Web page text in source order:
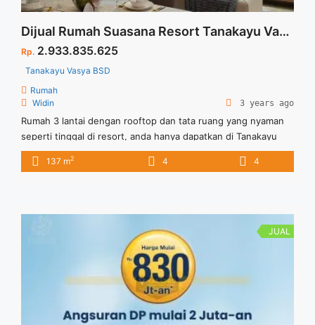
Dijual Rumah Suasana Resort Tanakayu Vasya BSD
Rp. 2.933.835.625
Tanakayu Vasya BSD
Rumah
Widin
3 years ago
Rumah 3 lantai dengan rooftop dan tata ruang yang nyaman
seperti tinggal di resort, anda hanya dapatkan di Tanakayu
Vasya BSD. Lokasi Tanakayu Vasya ada di kawasan bsd dan
disekelilingnya terdapat arena hiburan, sekolah, mall, dan
dan full furnished dan banyak ... <a title="Dijual Rumah
Suasana Resort Tanakayu Vasya BSD" class="read-more"
href="https://vasapro.com/property/dijual-rumah-suasana-
resort-tanakayu-vasya-bsd/" aria-label="Read more about
Dijual Rumah Suasana Resort Tanakayu Vasya BSD">Read
137 m2 4 4
JUAL